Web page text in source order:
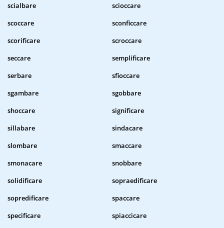
scialbare
scioccare
scoccare
sconficcare
scorificare
scroccare
seccare
semplificare
serbare
sfioccare
sgambare
sgobbare
shoccare
significare
sillabare
sindacare
slombare
smaccare
smonacare
snobbare
solidificare
sopraedificare
sopredificare
spaccare
specificare
spiaccicare